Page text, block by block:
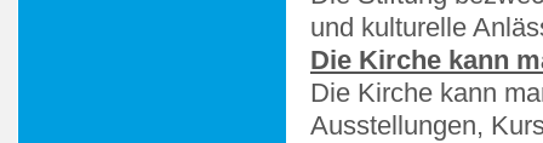
und kulturelle
Die Kirche kann
Die Kirche kann
Ausstellungen,